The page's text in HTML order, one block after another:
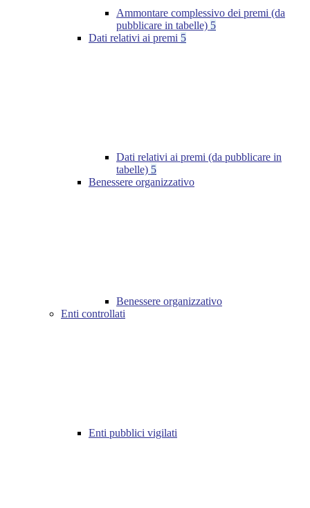
Ammontare complessivo dei premi (da
pubblicare in tabelle) 5
Dati relativi ai premi 5
Dati relativi ai premi (da pubblicare in
tabelle) 5
Benessere organizzativo
Benessere organizzativo
Enti controllati
Enti pubblici vigilati